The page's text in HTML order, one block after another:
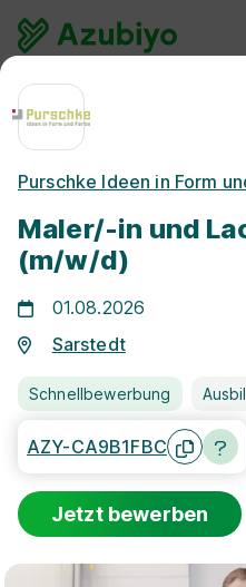
Ausbildung
Lackierer/in
Freie
Purschke Ideen in Form
Maler/-in und
(m/w/d)
01.08.2026
Sarstedt
Schnellbewerbung
AZY-CA9B1FBC
Jetzt bewerben